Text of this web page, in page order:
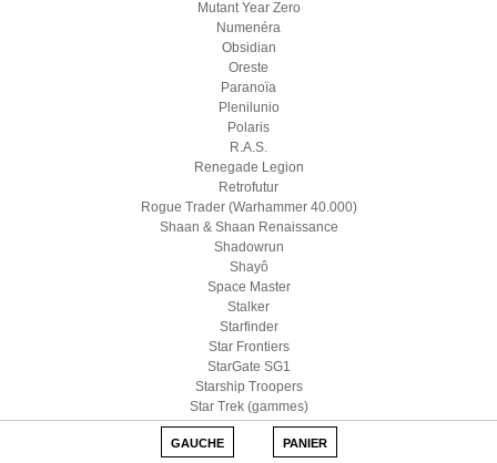
Mutant Year Zero
Numenéra
Obsidian
Oreste
Paranoïa
Plenilunio
Polaris
R.A.S.
Renegade Legion
Retrofutur
Rogue Trader (Warhammer 40.000)
Shaan & Shaan Renaissance
Shadowrun
Shayô
Space Master
Stalker
Starfinder
Star Frontiers
StarGate SG1
Starship Troopers
Star Trek (gammes)
Star Wars D6
Star Wars (Edge)
GAUCHE PANIER